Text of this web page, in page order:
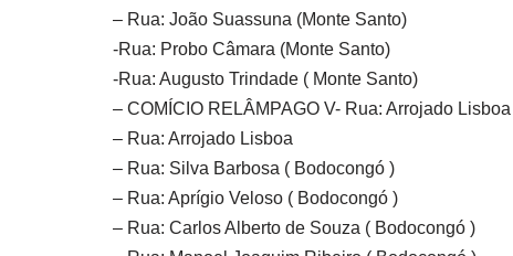
– Rua: João Suassuna (Monte Santo)
-Rua: Probo Câmara (Monte Santo)
-Rua: Augusto Trindade ( Monte Santo)
– COMÍCIO RELÂMPAGO V- Rua: Arrojado
– Rua: Arrojado Lisboa
– Rua: Silva Barbosa ( Bodocongó )
– Rua: Aprígio Veloso ( Bodocongó )
– Rua: Carlos Alberto de Souza ( Bodocongó )